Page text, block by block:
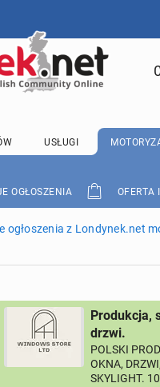
USŁUGI
OGŁOSZENIA OFERTA
ogłoszenia z Londynek.net
Produkcja,
drzwi.
POLSKI
OKNA,
SKYLIGHT.